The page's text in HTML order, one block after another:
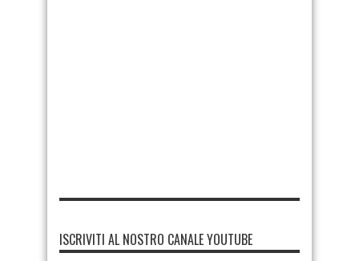
ISCRIVITI AL NOSTRO CANALE YOUTUBE